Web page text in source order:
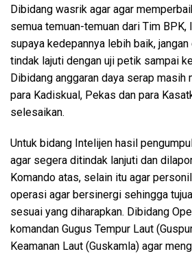
Dibidang wasrik agar agar
semua temuan-temuan dari Tim BPK,
supaya kedepannya lebih baik,
tindak lajuti dengan uji petik sampai
Dibidang anggaran daya serap masih
para Kadiskual, Pekas dan para
selesaikan.
Untuk bidang Intelijen hasil
agar segera ditindak lanjuti dan
Komando atas, selain itu agar
operasi agar bersinergi sehingga
sesuai yang diharapkan. Dibidang
komandan Gugus Tempur Laut
Keamanan Laut (Guskamla) agar